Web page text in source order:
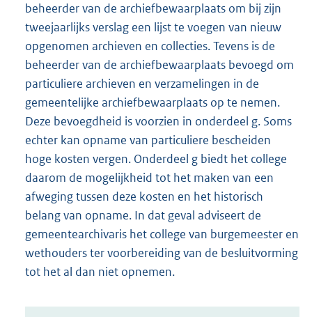
beheerder van de archiefbewaarplaats om bij zijn
tweejaarlijks verslag een lijst te voegen van nieuw
opgenomen archieven en collecties. Tevens is de
beheerder van de archiefbewaarplaats bevoegd om
particuliere archieven en verzamelingen in de
gemeentelijke archiefbewaarplaats op te nemen.
Deze bevoegdheid is voorzien in onderdeel g. Soms
echter kan opname van particuliere bescheiden
hoge kosten vergen. Onderdeel g biedt het college
daarom de mogelijkheid tot het maken van een
afweging tussen deze kosten en het historisch
belang van opname. In dat geval adviseert de
gemeentearchivaris het college van burgemeester en
wethouders ter voorbereiding van de besluitvorming
tot het al dan niet opnemen.